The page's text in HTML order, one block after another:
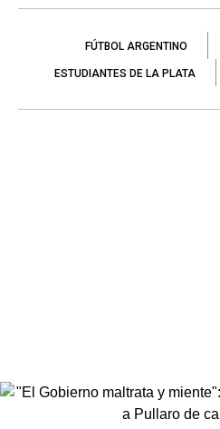
FÚTBOL ARGENTINO
ESTUDIANTES DE LA PLATA